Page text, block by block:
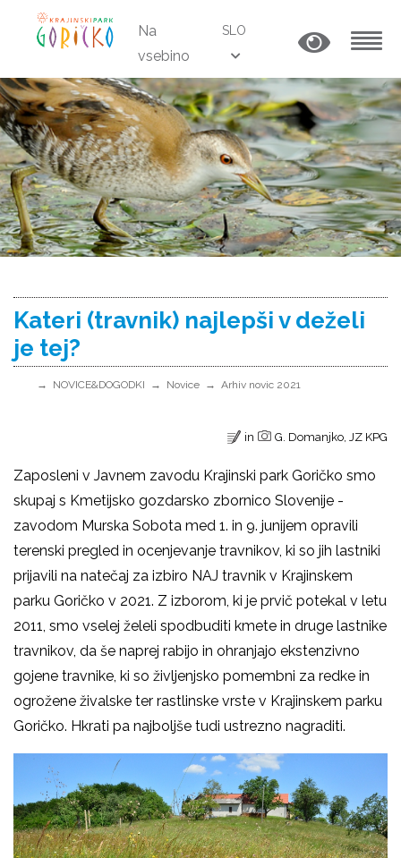
Na
vsebino
SLO
Kateri (travnik) najlepši v deželi
je tej?
NOVICE&DOGODKI Novice Arhiv novic 2021
in G. Domanjko, JZ KPG
Zaposleni v Javnem zavodu Krajinski park Goričko smo
skupaj s Kmetijsko gozdarsko zbornico Slovenije -
zavodom Murska Sobota med 1. in 9. junijem opravili
terenski pregled in ocenjevanje travnikov, ki so jih lastniki
prijavili na natečaj za izbiro NAJ travnik v Krajinskem
parku Goričko v 2021. Z izborom, ki je prvič potekal v letu
2011, smo vselej želeli spodbuditi kmete in druge lastnike
travnikov, da še naprej rabijo in ohranjajo ekstenzivno
gojene travnike, ki so življenjsko pomembni za redke in
ogrožene živalske ter rastlinske vrste v Krajinskem parku
Goričko. Hkrati pa najboljše tudi ustrezno nagraditi.